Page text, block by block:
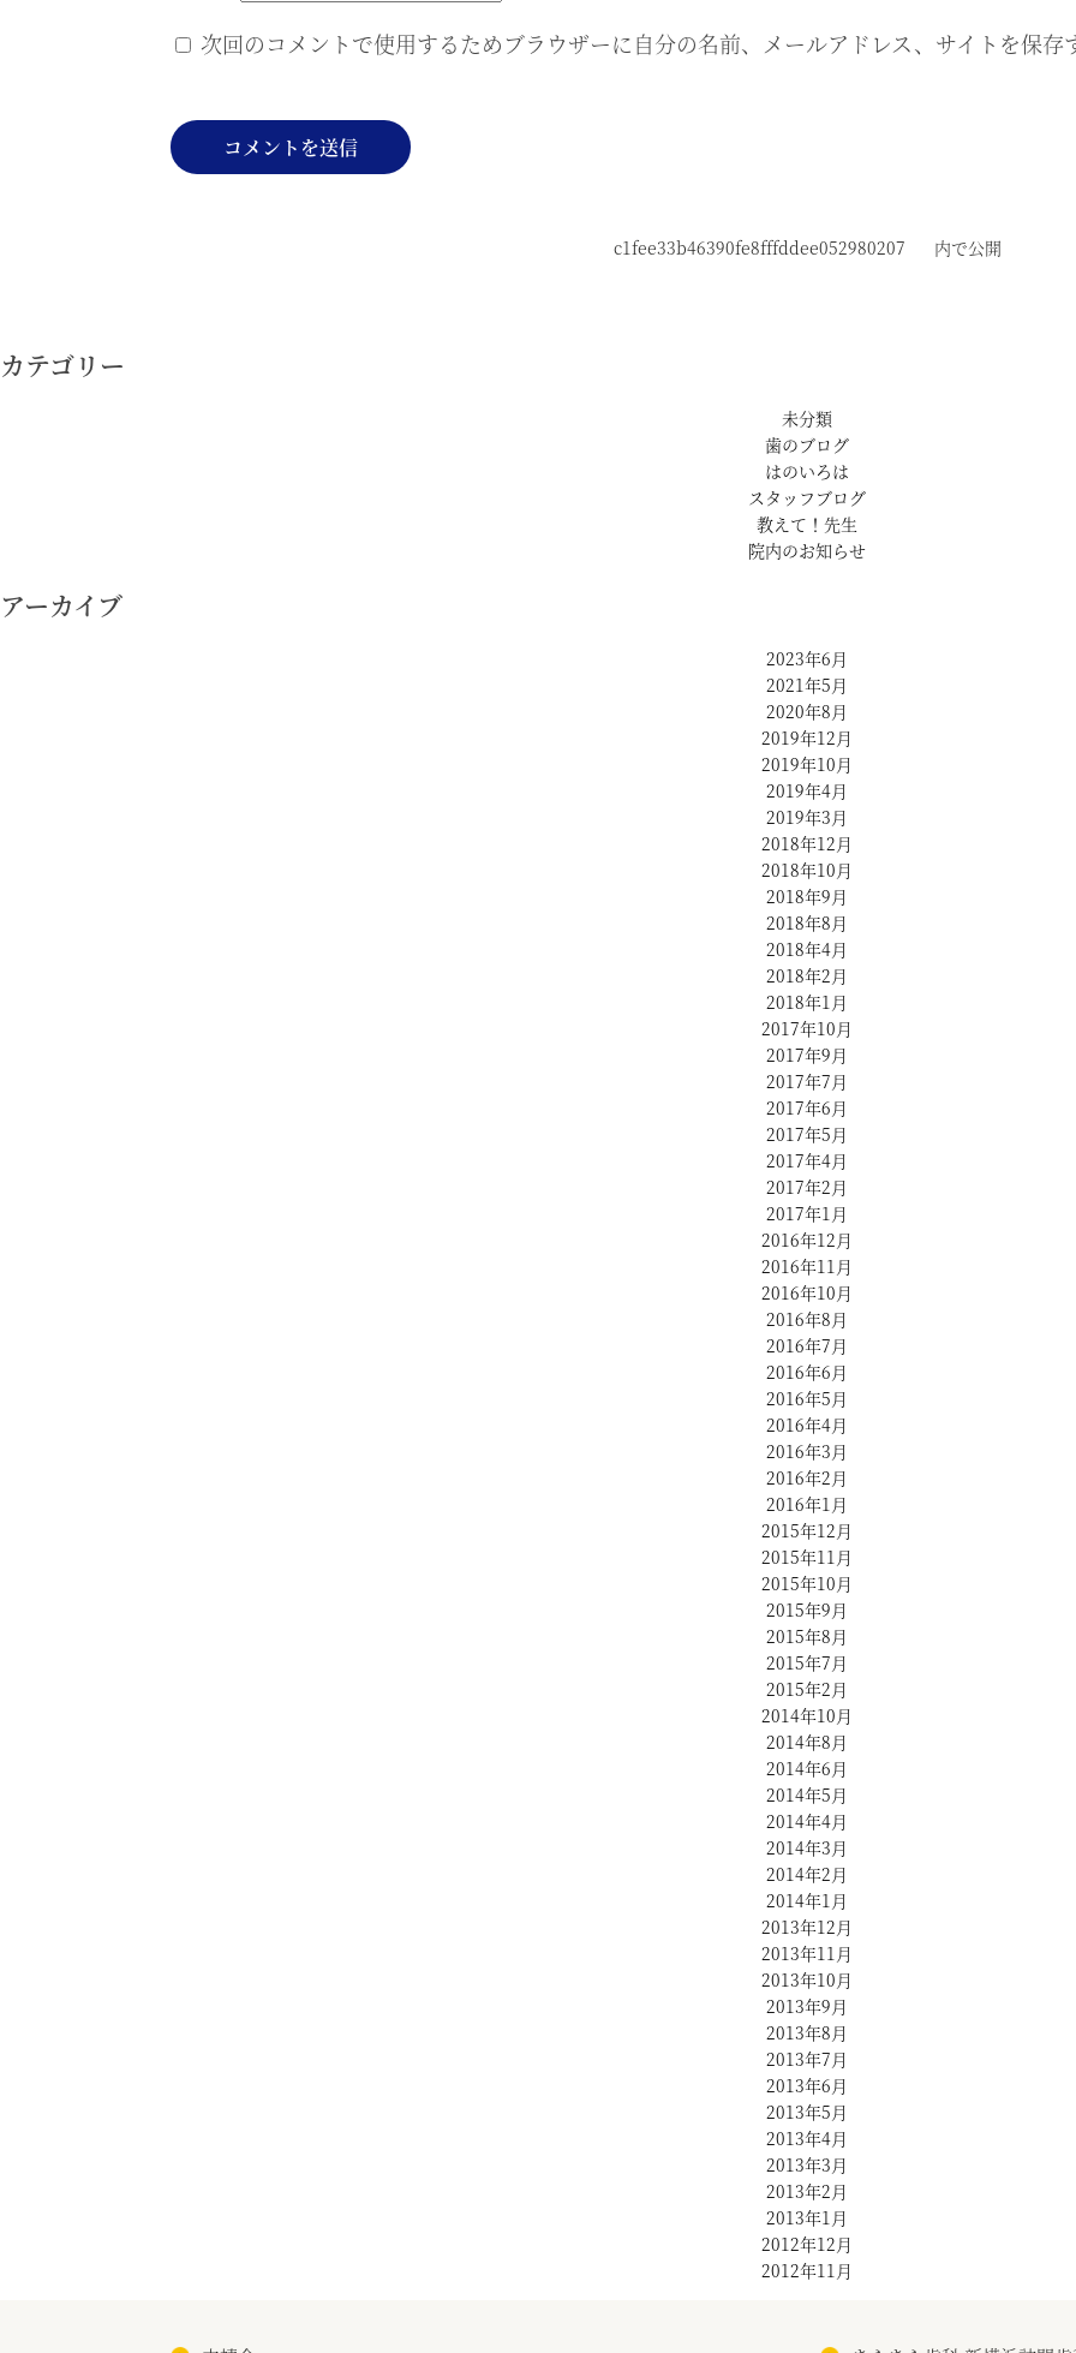
次回のコメントで使用するためブラウザーに自分の名前、メールアドレス、サイトを保存
c1fee33b46390fe8fffddee052980207 内で公開
カテゴリー
未分類
歯のブログ
はのいろは
スタッフブログ
教えて！先生
院内のお知らせ
アーカイブ
2023年6月
2021年5月
2020年8月
2019年12月
2019年10月
2019年4月
2019年3月
2018年12月
2018年10月
2018年9月
2018年8月
2018年4月
2018年2月
2018年1月
2017年10月
2017年9月
2017年7月
2017年6月
2017年5月
2017年4月
2017年2月
2017年1月
2016年12月
2016年11月
2016年10月
2016年8月
2016年7月
2016年6月
2016年5月
2016年4月
2016年3月
2016年2月
2016年1月
2015年12月
2015年11月
2015年10月
2015年9月
2015年8月
2015年7月
2015年2月
2014年10月
2014年8月
2014年6月
2014年5月
2014年4月
2014年3月
2014年2月
2014年1月
2013年12月
2013年11月
2013年10月
2013年9月
2013年8月
2013年7月
2013年6月
2013年5月
2013年4月
2013年3月
2013年2月
2013年1月
2012年12月
2012年11月